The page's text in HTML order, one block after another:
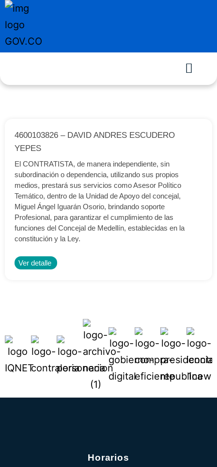
4600103826 – DAVID ANDRES ESCUDERO
YEPES
El CONTRATISTA, de manera independiente, sin
subordinación o dependencia, utilizando sus propios
medios, prestará sus servicios como Asesor Político
Temático, dentro de la Unidad de Apoyo del concejal,
Miguel Ángel Iguarán Osorio, brindando soporte
Profesional, para garantizar el cumplimiento de las
funciones del Concejal de Medellín, establecidas en la
constitución y la Ley.
Ver detalle
Horarios